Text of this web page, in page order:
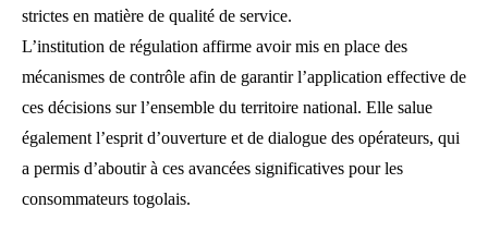
strictes en matière de qualité de service.
L’institution de régulation affirme avoir mis en place des
mécanismes de contrôle afin de garantir l’application effective de
ces décisions sur l’ensemble du territoire national. Elle salue
également l’esprit d’ouverture et de dialogue des opérateurs, qui
a permis d’aboutir à ces avancées significatives pour les
consommateurs togolais.